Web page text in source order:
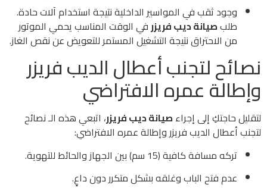
وجود ثقب في المواسير الداخلية نتيجة استخدام آلات حادة.
طلبصيانة ديب فريزرفي الوقت المناسب يحمي الموتور
من الاحتراق نتيجة التشغيل المستمر للتعويض عن نقص الغاز.
نصائح لتجنب أعطال الديب فريزر
وإطالة عمره الافتراضي
لتقليل حاجتكِ إلى إجراءصيانة ديب فريزر، اتبعي هذه الـ نصائح
لتجنب أعطال الديب فريزر وإطالة عمره الافتراضي:
تركه مسافة كافية (15 سم) بين الجهاز والحائط للتهوية.
عدم فتح الباب وغلقه بشكل متكرر دون داعٍ.